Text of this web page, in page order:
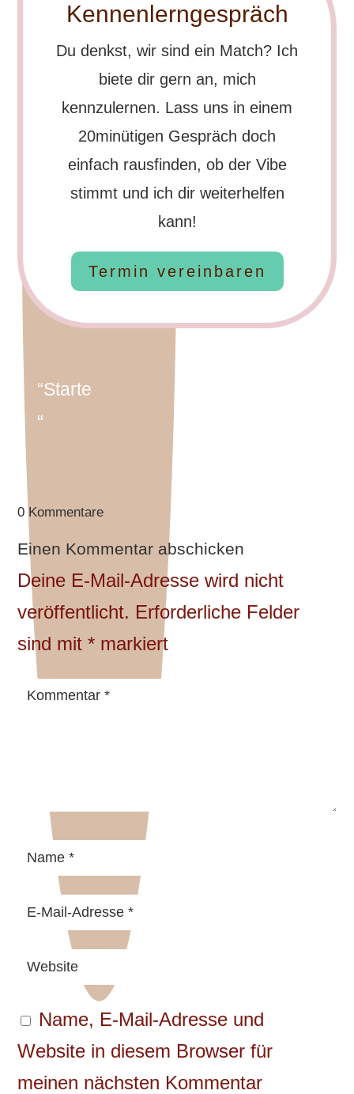
Kennenlerngespräch
Du denkst, wir sind ein Match? Ich
biete dir gern an, mich
kennzulernen. Lass uns in einem
20minütigen Gespräch doch
einfach rausfinden, ob der Vibe
stimmt und ich dir weiterhelfen
kann!
Termin vereinbaren
“Starte
“
0 Kommentare
Einen Kommentar abschicken
Deine E-Mail-Adresse wird nicht
veröffentlicht. Erforderliche Felder
sind mit* markiert
Name, E-Mail-Adresse und
Website in diesem Browser für
meinen nächsten Kommentar